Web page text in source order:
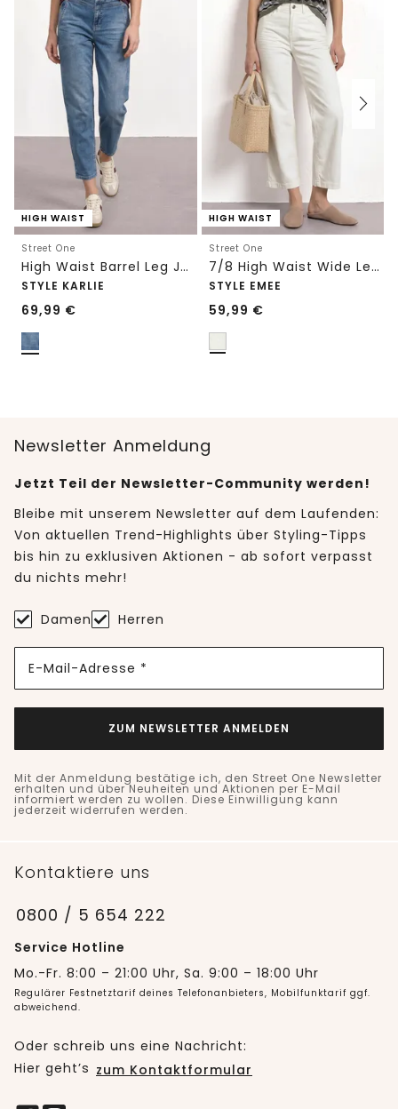
HIGH WAIST
Street One
High Waist Barrel Leg Jeans im Loose Fit
STYLE KARLIE
69,99 €
HIGH WAIST
Street One
7/8 High Waist Wide Leg Jeans im Loose Fit
STYLE EMEE
59,99 €
Newsletter Anmeldung
Jetzt Teil der Newsletter-Community werden!
Bleibe mit unserem Newsletter auf dem Laufenden:
Von aktuellen Trend-Highlights über Styling-Tipps
bis hin zu exklusiven Aktionen - ab sofort verpasst
du nichts mehr!
Damen Herren
E-Mail-Adresse *
ZUM NEWSLETTER ANMELDEN
Mit der Anmeldung bestätige ich, den Street One Newsletter
erhalten und über Neuheiten und Aktionen per E-Mail
informiert werden zu wollen. Diese Einwilligung kann
jederzeit widerrufen werden.
Kontaktiere uns
0800 / 5 654 222
Service Hotline
Mo.-Fr. 8:00 – 21:00 Uhr, Sa. 9:00 – 18:00 Uhr
Regulärer Festnetztarif deines Telefonanbieters, Mobilfunktarif ggf.
abweichend.
Oder schreib uns eine Nachricht:
Hier geht’s zum Kontaktformular